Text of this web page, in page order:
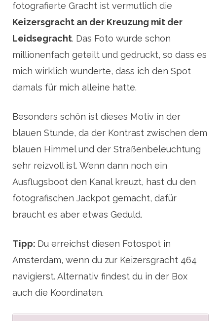
fotografierte Gracht ist vermutlich die
Keizersgracht an der Kreuzung mit der
Leidsegracht. Das Foto wurde schon
millionenfach geteilt und gedruckt, so dass es
mich wirklich wunderte, dass ich den Spot
damals für mich alleine hatte.
Besonders schön ist dieses Motiv in der
blauen Stunde, da der Kontrast zwischen dem
blauen Himmel und der Straßenbeleuchtung
sehr reizvoll ist. Wenn dann noch ein
Ausflugsboot den Kanal kreuzt, hast du den
fotografischen Jackpot gemacht, dafür
braucht es aber etwas Geduld.
Tipp: Du erreichst diesen Fotospot in
Amsterdam, wenn du zur Keizersgracht 464
navigierst. Alternativ findest du in der Box
auch die Koordinaten.